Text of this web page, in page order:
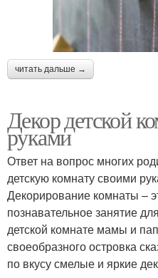
читать дальше →
Декор детской
руками
Ответ на вопрос многих
детскую комнату своими
Декорирование комнаты –
познавательное занятие
детской комнате мамы и
своеобразного островка
по вкусу смелые и яркие